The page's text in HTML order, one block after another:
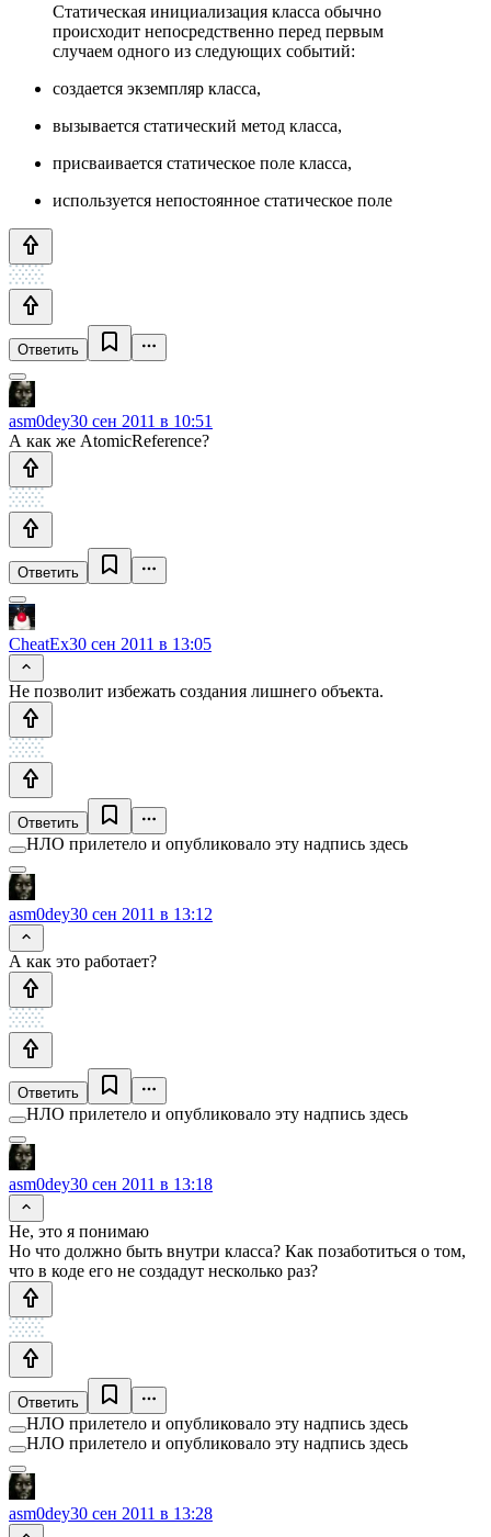
Статическая инициализация класса обычно
происходит непосредственно перед первым
случаем одного из следующих событий:
создается экземпляр класса,
вызывается статический метод класса,
присваивается статическое поле класса,
используется непостоянное статическое поле
Ответить
asm0dey30 сен 2011 в 10:51
А как же AtomicReference?
Ответить
CheatEx30 сен 2011 в 13:05
Не позволит избежать создания лишнего объекта.
Ответить
НЛО прилетело и опубликовало эту надпись здесь
asm0dey30 сен 2011 в 13:12
А как это работает?
Ответить
НЛО прилетело и опубликовало эту надпись здесь
asm0dey30 сен 2011 в 13:18
Не, это я понимаю
Но что должно быть внутри класса? Как позаботиться о том,
что в коде его не создадут несколько раз?
Ответить
НЛО прилетело и опубликовало эту надпись здесь
НЛО прилетело и опубликовало эту надпись здесь
asm0dey30 сен 2011 в 13:28